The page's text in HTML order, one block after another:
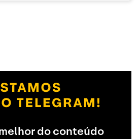
do conteúdo